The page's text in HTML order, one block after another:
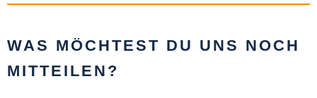
WAS MÖCHTEST DU UNS NOCH
MITTEILEN?